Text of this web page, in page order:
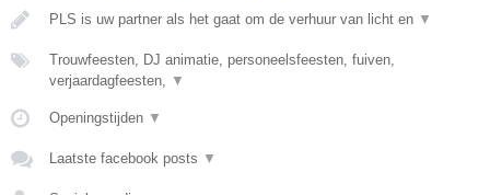
PLS is uw partner als het gaat om de verhuur van licht en ▼
Trouwfeesten, DJ animatie, personeelsfeesten, fuiven,
verjaardagfeesten,
▼
Openingstijden ▼
Laatste facebook posts ▼